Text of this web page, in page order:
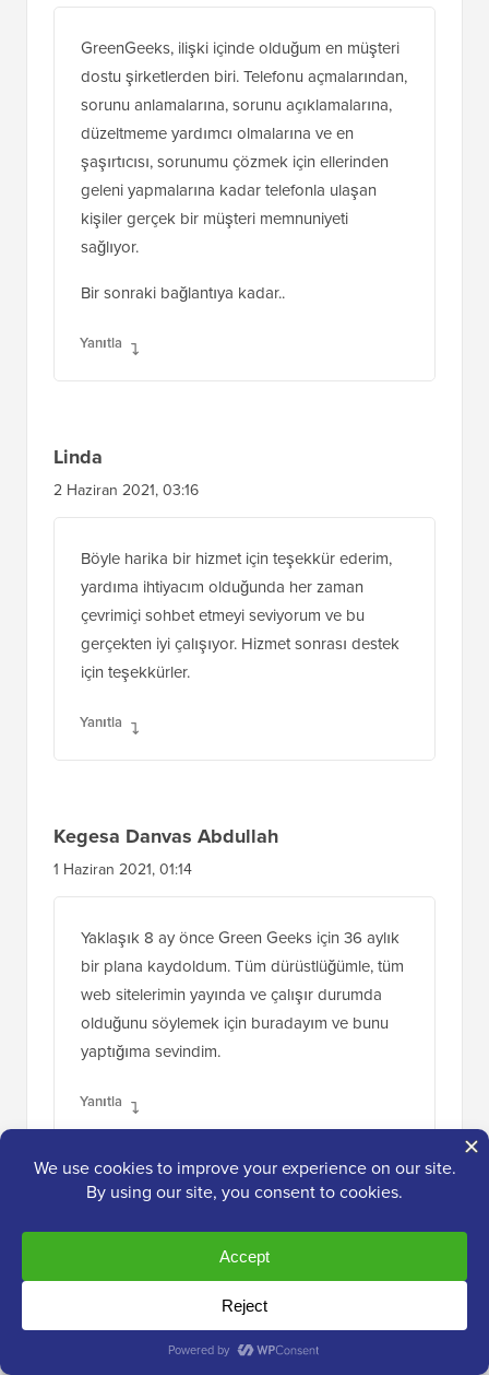
GreenGeeks, ilişki içinde olduğum en müşteri
dostu şirketlerden biri. Telefonu açmalarından,
sorunu anlamalarına, sorunu açıklamalarına,
düzeltmeme yardımcı olmalarına ve en
şaşırtıcısı, sorunumu çözmek için ellerinden
geleni yapmalarına kadar telefonla ulaşan
kişiler gerçek bir müşteri memnuniyeti
sağlıyor.
Bir sonraki bağlantıya kadar..
Yanıtla
Linda
2 Haziran 2021, 03:16
Böyle harika bir hizmet için teşekkür ederim,
yardıma ihtiyacım olduğunda her zaman
çevrimiçi sohbet etmeyi seviyorum ve bu
gerçekten iyi çalışıyor. Hizmet sonrası destek
için teşekkürler.
Yanıtla
Kegesa Danvas Abdullah
1 Haziran 2021, 01:14
Yaklaşık 8 ay önce Green Geeks için 36 aylık
bir plana kaydoldum. Tüm dürüstlüğümle, tüm
web sitelerimin yayında ve çalışır durumda
olduğunu söylemek için buradayım ve bunu
yaptığıma sevindim.
Yanıtla
Yaklaşık 6 ay önce katıldığımdan beri
GreenGeeks benim için harika oldu. Birkaç